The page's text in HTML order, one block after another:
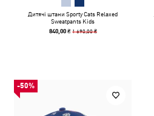
Дитячі штани Sporty Cats Relaxed
Sweatpants Kids
840,00 ₴ 1 690,00 ₴
-50%